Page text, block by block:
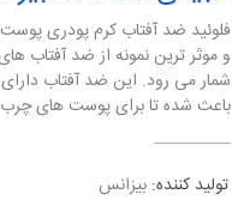
و موثر ترین نمونه از ضد آفتاب
شمار می رود. این ضد آفتاب
باعث شده تا برای پوست های چرب
تولید کننده: بیزانس